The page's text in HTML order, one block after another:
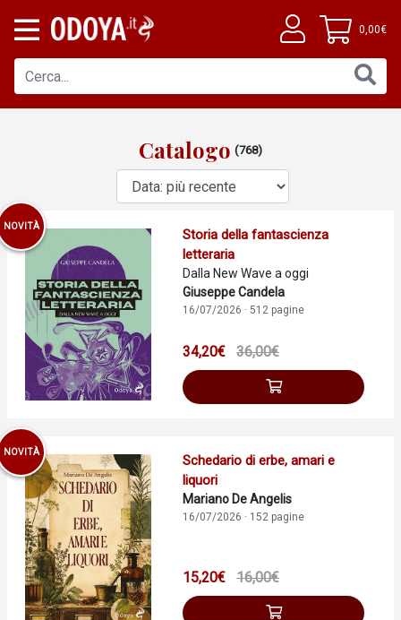
0,00€
Catalogo (768)
NOVITÀ
Storia della fantascienza
letteraria
Dalla New Wave a oggi
Giuseppe Candela
16/07/2026 · 512 pagine
34,20€ 36,00€
NOVITÀ
Schedario di erbe, amari e
liquori
Mariano De Angelis
16/07/2026 · 152 pagine
15,20€ 16,00€